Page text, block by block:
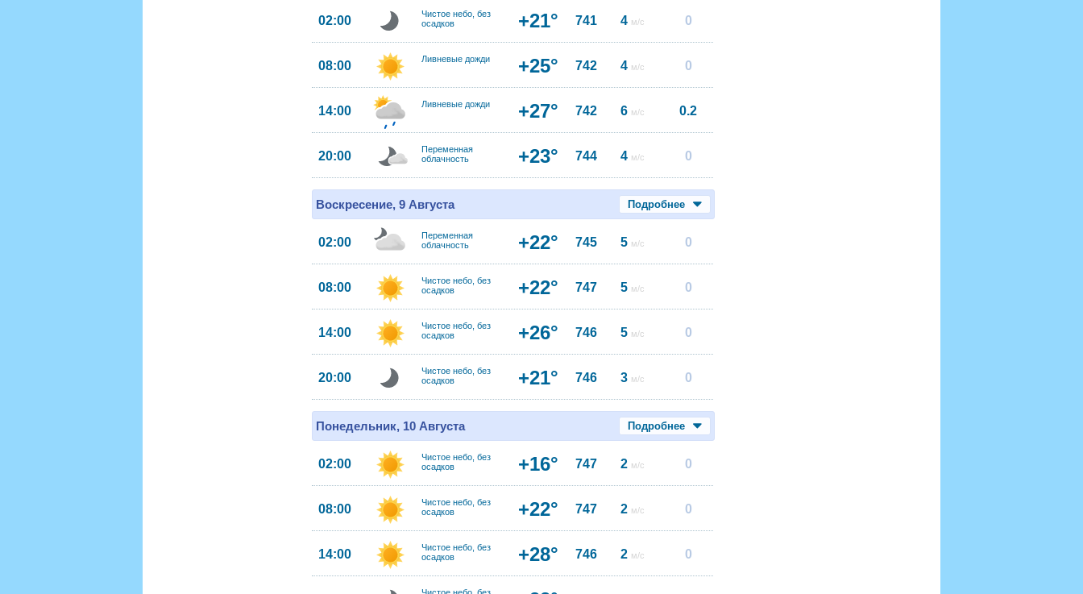
02:00
Чистое небо, без
осадков
+21° 741 4 м/с 0
08:00 Ливневые дожди +25° 742 4 м/с 0
14:00 Ливневые дожди +27° 742 6 м/с 0.2
20:00
Переменная
облачность
+23° 744 4 м/с 0
Воскресение, 9 Августа Подробнее
02:00
Переменная
облачность
+22° 745 5 м/с 0
08:00
Чистое небо, без
осадков
+22° 747 5 м/с 0
14:00
Чистое небо, без
осадков
+26° 746 5 м/с 0
20:00
Чистое небо, без
осадков
+21° 746 3 м/с 0
Понедельник, 10 Августа Подробнее
02:00
Чистое небо, без
осадков
+16° 747 2 м/с 0
08:00
Чистое небо, без
осадков
+22° 747 2 м/с 0
14:00
Чистое небо, без
осадков
+28° 746 2 м/с 0